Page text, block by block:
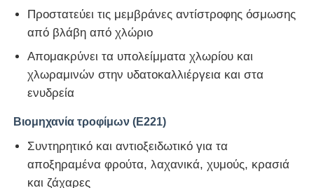
Νέα
Περσουλφάτες
Προστατεύει τις μεμβράνες αντίστροφης όσμωσης
από βλάβη από χλώριο
Απομακρύνει τα υπολείμματα χλωρίου και
χλωραμινών στην υδατοκαλλιέργεια και στα
ενυδρεία
Βιομηχανία τροφίμων (E221)
Συντηρητικό και αντιοξειδωτικό για τα
αποξηραμένα φρούτα, λαχανικά, χυμούς, κρασιά
και ζάχαρες